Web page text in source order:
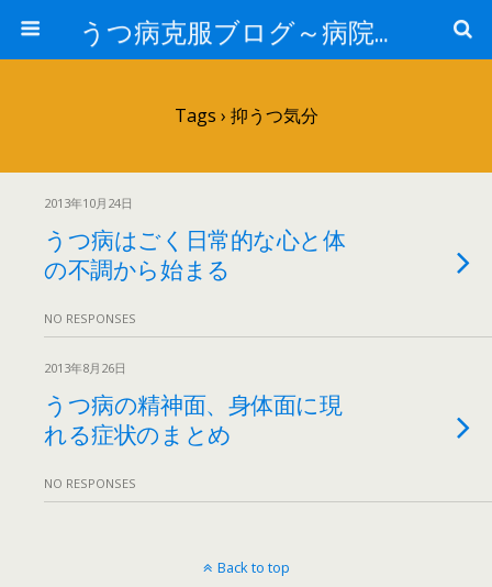
うつ病克服ブログ～病院へ行かずに治療するには～
Tags › 抑うつ気分
2013年10月24日
うつ病はごく日常的な心と体
の不調から始まる
NO RESPONSES
2013年8月26日
うつ病の精神面、身体面に現
れる症状のまとめ
NO RESPONSES
Back to top